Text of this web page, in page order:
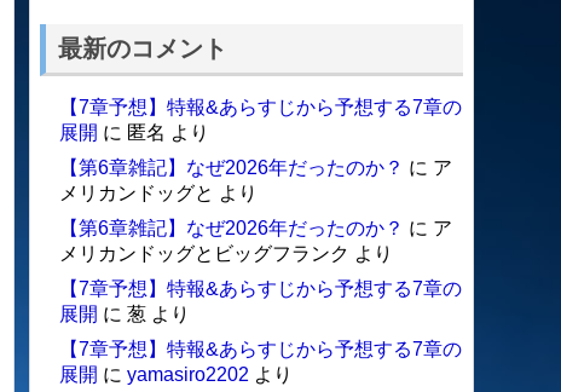
最新のコメント
【7章予想】特報&あらすじから予想する7章の
展開 に 匿名 より
【第6章雑記】なぜ2026年だったのか？ に ア
メリカンドッグと より
【第6章雑記】なぜ2026年だったのか？ に ア
メリカンドッグとビッグフランク より
【7章予想】特報&あらすじから予想する7章の
展開 に 葱 より
【7章予想】特報&あらすじから予想する7章の
展開 に yamasiro2202 より